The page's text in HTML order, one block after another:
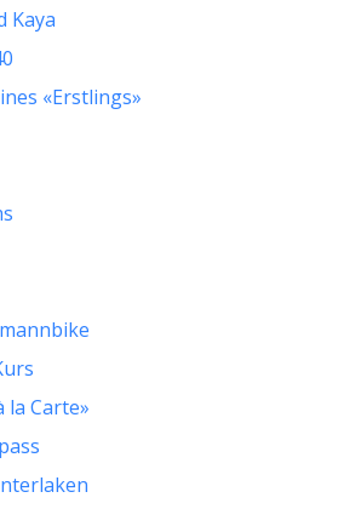
Kaya
«Erstlings»
la Carte»